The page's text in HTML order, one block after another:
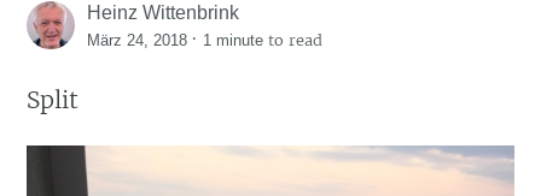
Heinz Wittenbrink
März 24, 2018 · 1 minute to read
Split